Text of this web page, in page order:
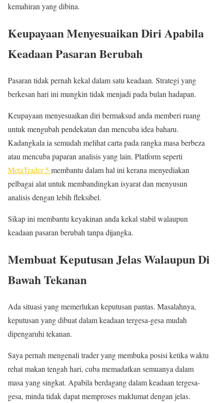
kemahiran yang dibina.
Keupayaan Menyesuaikan Diri Apabila
Keadaan Pasaran Berubah
Pasaran tidak pernah kekal dalam satu keadaan. Strategi yang
berkesan hari ini mungkin tidak menjadi pada bulan hadapan.
Keupayaan menyesuaikan diri bermaksud anda memberi ruang
untuk mengubah pendekatan dan mencuba idea baharu.
Kadangkala ia semudah melihat carta pada rangka masa berbeza
atau mencuba paparan analisis yang lain. Platform seperti
MetaTrader 5 membantu dalam hal ini kerana menyediakan
pelbagai alat untuk membandingkan isyarat dan menyusun
analisis dengan lebih fleksibel.
Sikap ini membantu keyakinan anda kekal stabil walaupun
keadaan pasaran berubah tanpa dijangka.
Membuat Keputusan Jelas Walaupun Di
Bawah Tekanan
Ada situasi yang memerlukan keputusan pantas. Masalahnya,
keputusan yang dibuat dalam keadaan tergesa-gesa mudah
dipengaruhi tekanan.
Saya pernah mengenali trader yang membuka posisi ketika waktu
rehat makan tengah hari, cuba memadatkan semuanya dalam
masa yang singkat. Apabila berdagang dalam keadaan tergesa-
gesa, minda tidak dapat memproses maklumat dengan jelas.